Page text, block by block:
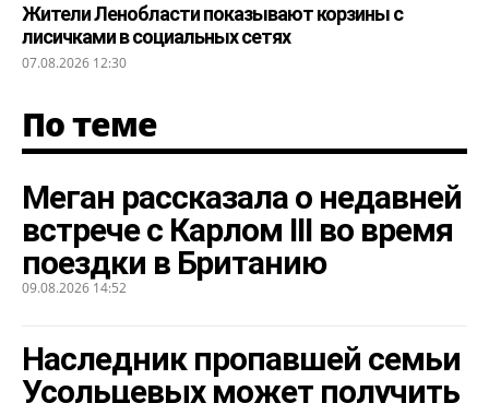
Жители Ленобласти показывают корзины с
лисичками в социальных сетях
07.08.2026 12:30
По теме
Меган рассказала о недавней
встрече с Карлом III во время
поездки в Британию
09.08.2026 14:52
Наследник пропавшей семьи
Усольцевых может получить